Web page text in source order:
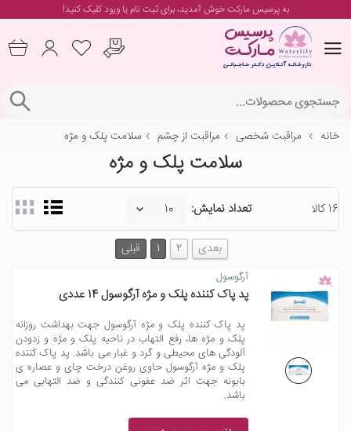
به پرسیس مارکت خوش آمدید، برایثبت نام یا ورودکلیک کنید!
خانه مراقبت شخصی مراقبت از چشم سلامت پلک و مژه
سلامت پلک و مژه
16 کالا تعداد نمایش:
قبلی 1 2 بعدی
آرگوسول
پد پاک کننده پلک و مژه آرگوسول 14 عددی
پد پاک کننده پلک و مژه آرگوسول جهت بهداشت روزانه
پلک و مژه ها، رفع التهاب در ناحیه پلک و مژه و زدودن
آلودگی های محیطی و گرد و غبار می باشد. پد پاک کننده
پلک و مژه آرگوسول حاوی روغن درخت چای و عصاره ی
بابونه جهت اثر ضد عفونی کنندگی و ضد التهابی می
باشد.